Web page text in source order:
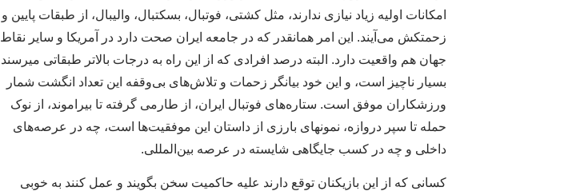
امکانات اولیه زیاد نیازی ندارند، مثل کشتی، فوتبال، بسکتبال، والیبال، از طبقات پایین و
زحمتکش می‌آیند. این امر همانقدر که در جامعه ایران صحت دارد در آمریکا و سایر نقاط
جهان هم واقعیت دارد. البته درصد افرادی که از این راه به درجات بالاتر طبقاتی میرسند
بسیار ناچیز است، و این خود بیانگر زحمات و تلاش‌های بی‌وقفه این تعداد انگشت شمار
ورزشکاران موفق است. ستاره‌های فوتبال ایران، از طارمی گرفته تا بیراموند، از نوک
حمله تا سپر دروازه، نمونهای بارزی از داستان این موفقیت‌ها است، چه در عرصه‌های
داخلی و چه در کسب جایگاهی شایسته در عرصه بین‌المللی.
کسانی که از این بازیکنان توقع دارند علیه حاکمیت سخن بگویند و عمل کنند به خوبی